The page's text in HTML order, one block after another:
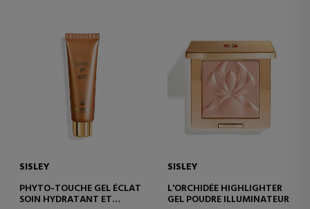
SISLEY
PHYTO-TOUCHE GEL ÉCLAT
SOIN HYDRATANT ET
SISLEY
L'ORCHIDÉE HIGHLIGHTER
GEL POUDRE ILLUMINATEUR